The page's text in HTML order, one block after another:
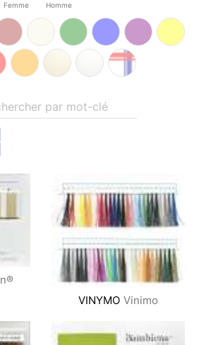
Femme Homme
par mot-clé
VINYMO Vinimo